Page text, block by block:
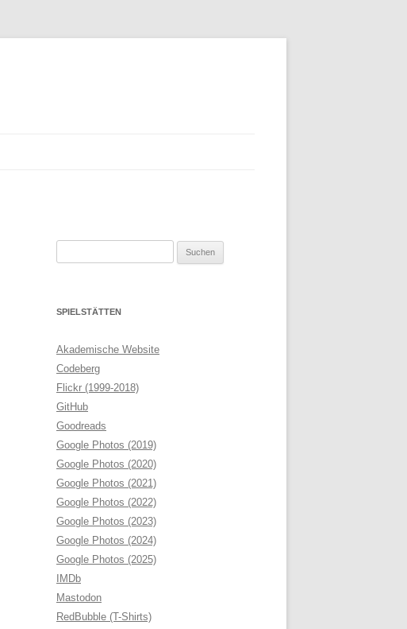
SPIELSTÄTTEN
Akademische Website
Codeberg
Flickr (1999-2018)
GitHub
Goodreads
Google Photos (2019)
Google Photos (2020)
Google Photos (2021)
Google Photos (2022)
Google Photos (2023)
Google Photos (2024)
Google Photos (2025)
IMDb
Mastodon
RedBubble (T-Shirts)